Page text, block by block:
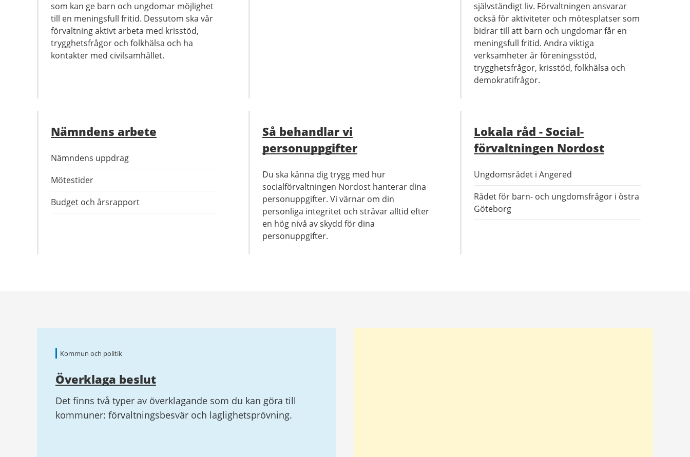
som kan ge barn och ungdomar möjlighet
till en meningsfull fritid. Dessutom ska vår
förvaltning aktivt arbeta med krisstöd,
trygghetsfrågor och folkhälsa och ha
kontakter med civilsamhället.
självständigt liv. Förvaltningen ansvarar
också för aktiviteter och mötesplatser som
bidrar till att barn och ungdomar får en
meningsfull fritid. Andra viktiga
verksamheter är föreningsstöd,
trygghetsfrågor, krisstöd, folkhälsa och
demokratifrågor.
Nämndens arbete
Nämndens uppdrag
Mötestider
Budget och årsrapport
Så behandlar vi
personuppgifter
Du ska känna dig trygg med hur
socialförvaltningen Nordost hanterar dina
personuppgifter. Vi värnar om din
personliga integritet och strävar alltid efter
en hög nivå av skydd för dina
personuppgifter.
Lokala råd - Social­
förvaltningen Nordost
Ungdomsrådet i Angered
Rådet för barn- och ungdomsfrågor i östra
Göteborg
information
Kommun och politik
Överklaga beslut
Det finns två typer av överklagande som du kan göra till
kommuner: förvaltningsbesvär och laglighetsprövning.